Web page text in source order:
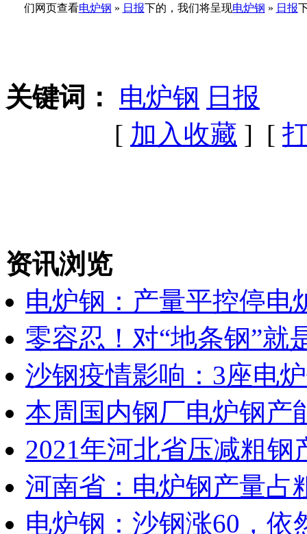
们网页查看电炉钢 » 日报下的，我们将呈现电炉钢 » 日报
关键词： 电炉钢 日报
[ 加入收藏 ] [
资讯浏览
电炉钢：产量平控停电
零容忍！对“地条钢”就
沙钢疫情影响：3座电
本周国内钢厂电炉钢产
2021年河北省压减粗钢
河南省：电炉钢产量占
电炉钢：沙钢涨60，依